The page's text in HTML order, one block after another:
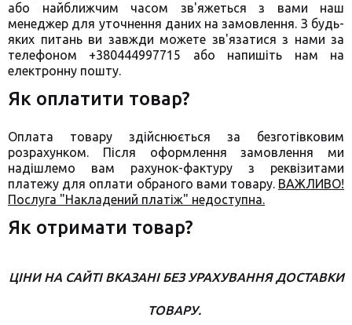
або найближчим часом зв'яжеться з вами наш
менеджер для уточнення даних на замовлення. З будь-
яких питань ви завжди можете зв'язатися з нами за
телефоном +380444997715 або напишіть нам на
електронну пошту.
Як оплатити товар?
Оплата товару здійснюється за безготівковим
розрахунком. Після оформлення замовлення ми
надішлемо вам рахунок-фактуру з реквізитами
платежу для оплати обраного вами товару. ВАЖЛИВО!
Послуга "Накладений платіж" недоступна.
Як отримати товар?
ЦІНИ НА САЙТІ ВКАЗАНІ БЕЗ УРАХУВАННЯ ДОСТАВКИ
ТОВАРУ.